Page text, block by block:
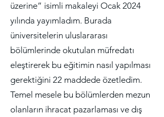
üzerine” isimli makaleyi Ocak 2024
yılında yayımladım. Burada
üniversitelerin uluslararası
bölümlerinde okutulan müfredatı
eleştirerek bu eğitimin nasıl yapılması
gerektiğini 22 maddede özetledim.
Temel mesele bu bölümlerden mezun
olanların ihracat pazarlaması ve dış